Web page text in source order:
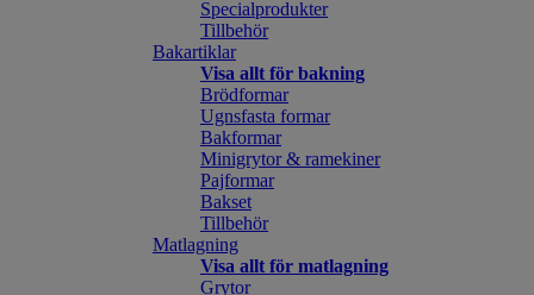
Specialprodukter
Tillbehör
Bakartiklar
Visa allt för bakning
Brödformar
Ugnsfasta formar
Bakformar
Minigrytor & ramekiner
Pajformar
Bakset
Tillbehör
Matlagning
Visa allt för matlagning
Grytor